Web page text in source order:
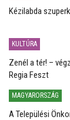
Kézilabda
KULTÚRA
Zenél a tér! –
Regia Feszt
MAGYARORSZÁG
A Települési